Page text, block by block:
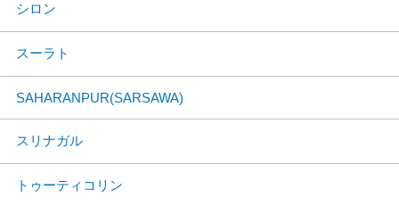
シロン
スーラト
SAHARANPUR(SARSAWA)
スリナガル
トゥーティコリン